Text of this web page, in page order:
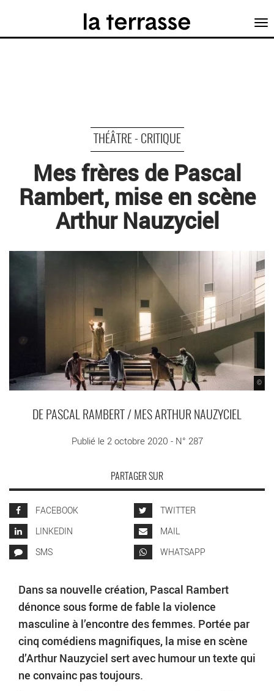
THÉÂTRE - CRITIQUE
Mes frères de Pascal
Rambert, mise en scène
Arthur Nauzyciel
©
DE PASCAL RAMBERT / MES ARTHUR NAUZYCIEL
Publié le 2 octobre 2020 - N° 287
PARTAGER SUR
FACEBOOK
TWITTER
LINKEDIN
MAIL
SMS
WHATSAPP
Dans sa nouvelle création, Pascal Rambert
dénonce sous forme de fable la violence
masculine à l’encontre des femmes. Portée par
cinq comédiens magnifiques, la mise en scène
d’Arthur Nauzyciel sert avec humour un texte qui
ne convainc pas toujours.